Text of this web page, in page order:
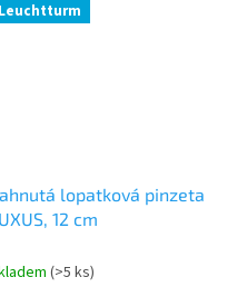
Leuchtturm
lopatková pinzeta
12 cm
(>5 ks)